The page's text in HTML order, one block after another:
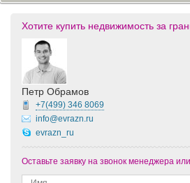
Хотите купить недвижимость за
Петр Обрамов
+7(499) 346 8069
info@evrazn.ru
evrazn_ru
Оставьте заявку на звонок менеджера